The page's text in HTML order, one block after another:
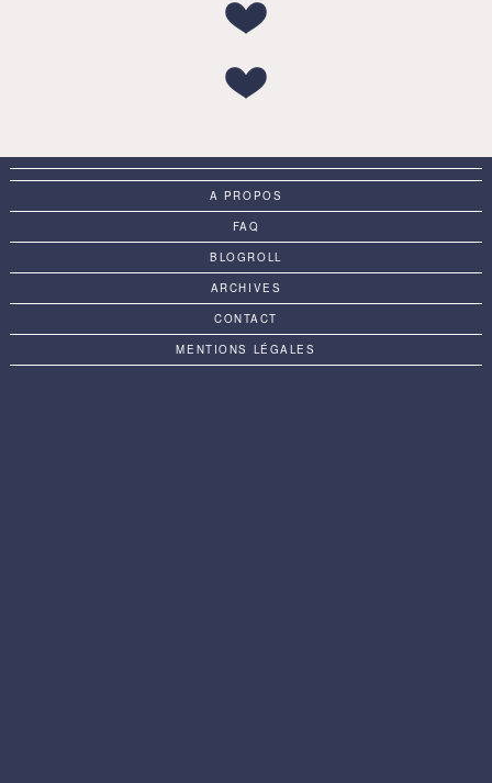
A PROPOS
FAQ
BLOGROLL
ARCHIVES
CONTACT
MENTIONS LÉGALES